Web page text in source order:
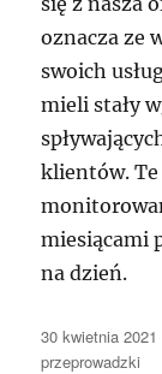
oznacza ze
swoich
mieli stały
klientów. Te
miesiącami
na dzień.
Data
publikacji
30 kwietnia 2021
przeprowadzki